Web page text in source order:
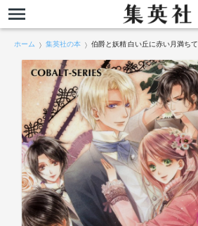
ホーム 集英社の本 伯爵と妖精 白い丘に赤い月満ちて